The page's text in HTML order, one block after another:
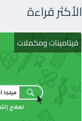
الأكثر قراءة
فيتامينات ومكملات